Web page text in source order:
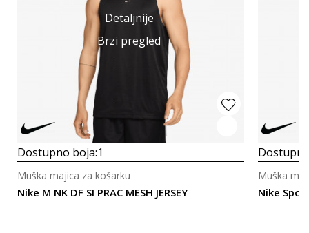
Detaljnije
Brzi pregled
Dostupno boja:1
Nike M NK DF SI PRAC MESH JERSEY
Muška majica za košarku
Nike
Muška